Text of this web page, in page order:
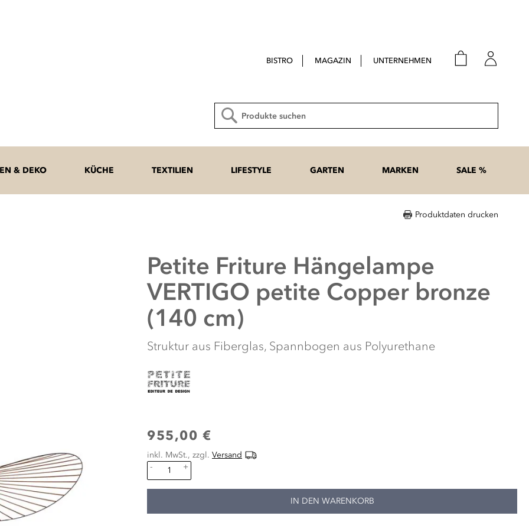
BISTRO MAGAZIN UNTERNEHMEN
Suche
& DEKO KÜCHE TEXTILIEN LIFESTYLE GARTEN MARKEN SALE %
Produktdaten drucken
Petite Friture Hängelampe
VERTIGO petite Copper bronze
(140 cm)
Struktur aus Fiberglas, Spannbogen aus Polyurethane
955,00 €
inkl. MwSt., zzgl. Versand
-
+
IN DEN WARENKORB